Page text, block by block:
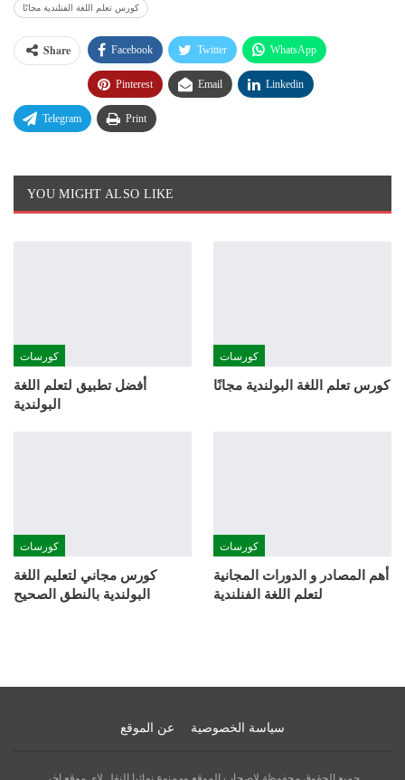
كورس تعلم اللغة الفنلندية مجانًا
Share Facebook Twitter WhatsApp
Pinterest Email Linkedin
Telegram Print
YOU MIGHT ALSO LIKE
كورسات
أفضل تطبيق لتعلم اللغة
البولندية
كورسات
كورس تعلم اللغة البولندية مجانًا
كورسات
كورس مجاني لتعليم اللغة
البولندية بالنطق الصحيح
كورسات
أهم المصادر و الدورات المجانية
لتعلم اللغة الفنلندية
عن الموقع سياسة الخصوصية